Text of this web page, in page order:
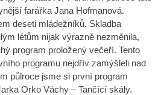
farářka Jana Hofmanová.
deseti mládežníků. Skladba
létům nijak výrazně nezměnila,
program proložený večeří. Tento
programu nejdřív zamýšleli nad
půlroce jsme si první program
Orko Váchy – Tančící skály.